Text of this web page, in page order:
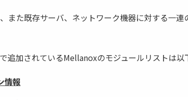
また既存サーバ、ネットワーク機器に対する一
追加されているMellanoxのモジュールリストは以
情報